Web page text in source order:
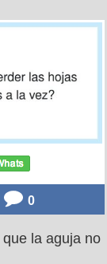
0
la aguja no